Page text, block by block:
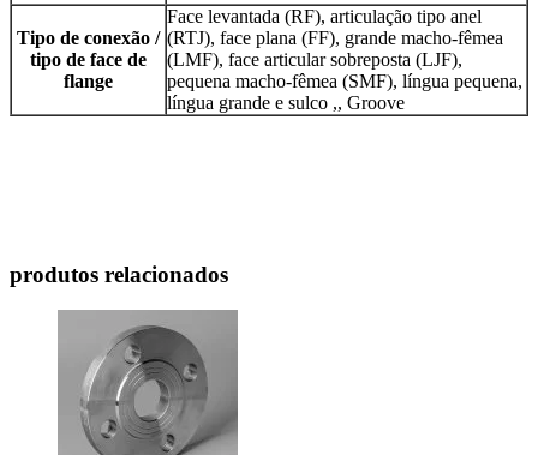
Tipo de conexão /
tipo de face de
flange
Face levantada (RF), articulação tipo anel
(RTJ), face plana (FF), grande macho-fêmea
(LMF), face articular sobreposta (LJF),
pequena macho-fêmea (SMF), língua pequena,
língua grande e sulco ,, Groove
produtos relacionados